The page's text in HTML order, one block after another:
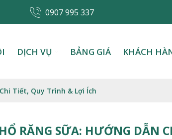
0907 995 337
DỊCH VỤ BẢNG GIÁ KHÁCH
Tiết, Quy Trình & Lợi Ích
RĂNG SỮA: HƯỚNG DẪN